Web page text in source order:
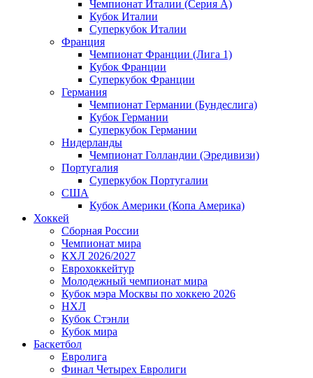
Чемпионат Италии (Серия А)
Кубок Италии
Суперкубок Италии
Франция
Чемпионат Франции (Лига 1)
Кубок Франции
Суперкубок Франции
Германия
Чемпионат Германии (Бундеслига)
Кубок Германии
Суперкубок Германии
Нидерланды
Чемпионат Голландии (Эредивизи)
Португалия
Суперкубок Португалии
США
Кубок Америки (Копа Америка)
Хоккей
Сборная России
Чемпионат мира
КХЛ 2026/2027
Еврохоккейтур
Молодежный чемпионат мира
Кубок мэра Москвы по хоккею 2026
НХЛ
Кубок Стэнли
Кубок мира
Баскетбол
Евролига
Финал Четырех Евролиги